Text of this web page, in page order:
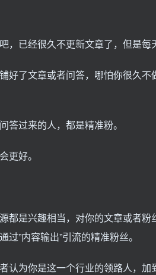
，已经很久不更新文章了，但是
好了文章或者问答，哪怕你很久
答过来的人，都是精准粉。
更好。
都是兴趣相当，对你的文章或者
”内容输出”引流的精准粉丝。
认为你是这一个行业的领路人，